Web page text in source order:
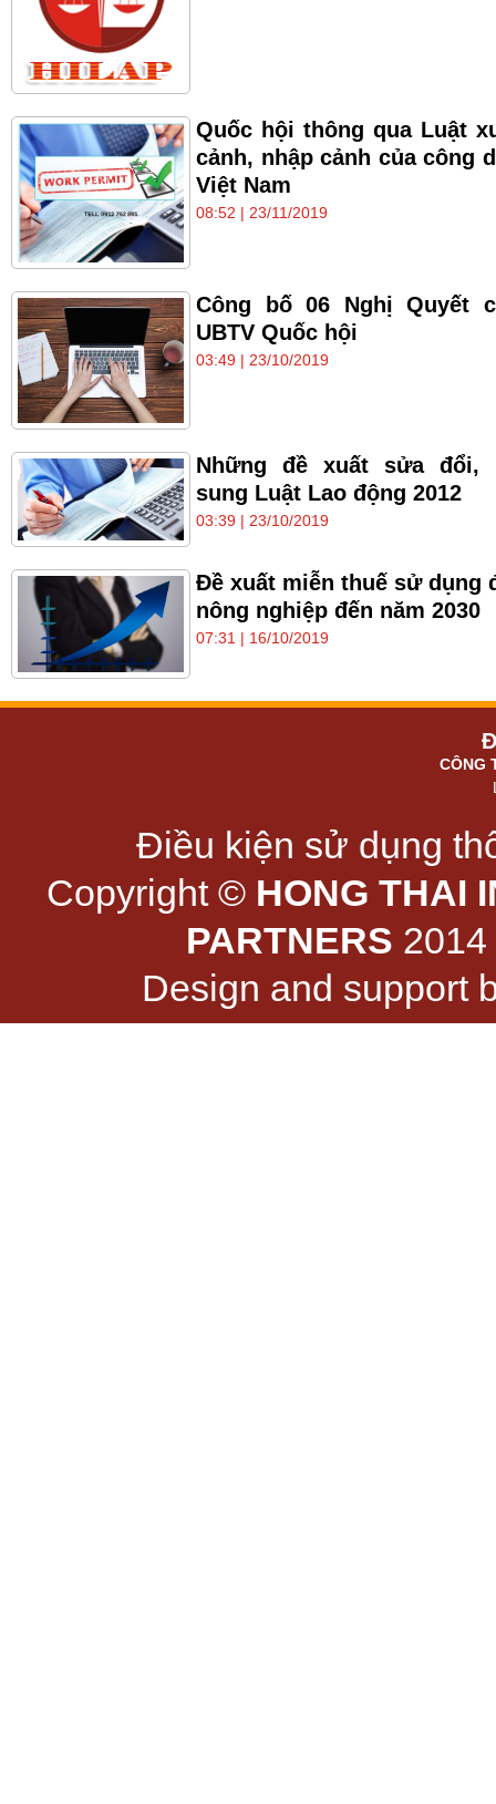
Quốc hội thông qua Luật
cảnh, nhập cảnh của công
Việt Nam
08:52 | 23/11/2019
Công bố 06 Nghị Quyết
UBTV Quốc hội
03:49 | 23/10/2019
Những đề xuất sửa đổi,
sung Luật Lao động 2012
03:39 | 23/10/2019
Đề xuất miễn thuế sử dụng
nông nghiệp đến năm 2030
07:31 | 16/10/2019
CÔNG
Điều kiện sử dụng
Copyright © HONG THAI
PARTNERS
Design and support